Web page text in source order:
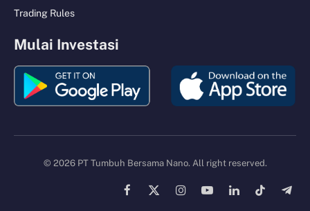
Trading Rules
Mulai Investasi
© 2026 PT Tumbuh Bersama Nano. All right reserved.
Facebook
X
InstagramYouTubeLinkedInTikTok